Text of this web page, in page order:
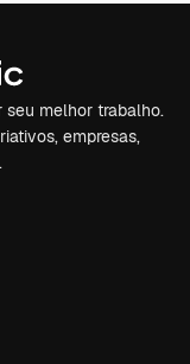
melhor trabalho.
empresas,